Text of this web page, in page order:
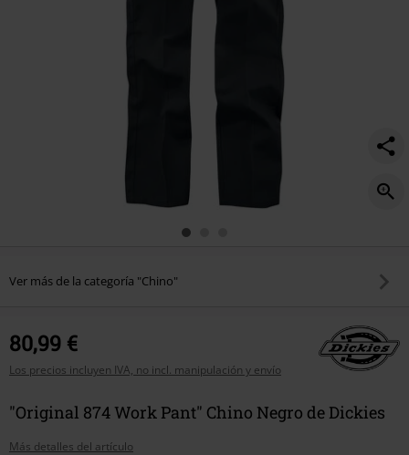
Ver más de la categoría "Chino"
80,99 €
Los precios incluyen IVA, no incl. manipulación y envío
"Original 874 Work Pant" Chino Negro de Dickies
Más detalles del artículo